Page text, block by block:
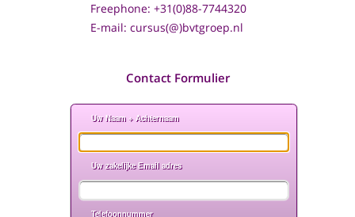
Freephone: +31(0)88-7744320
E-mail: cursus(@)bvtgroep.nl
Contact Formulier